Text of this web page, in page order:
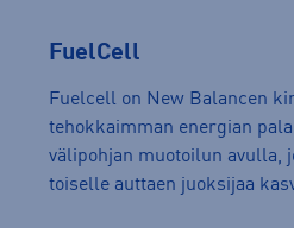
FuelCell
Fuelcell on New Balancen
tehokkaimman energian
välipohjan muotoilun avulla,
toiselle auttaen juoksijaa